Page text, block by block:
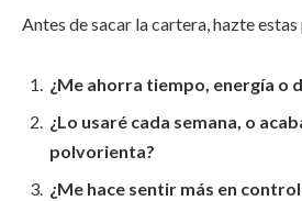
Antes de sacar la cartera, hazte
¿Me ahorra tiempo, energía o
¿Lo usaré cada semana, o
polvorienta?
¿Me hace sentir más en